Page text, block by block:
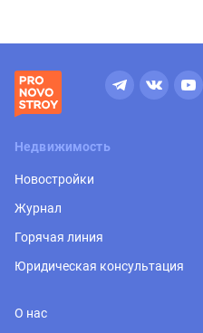
Недвижимость
Новостройки
Журнал
Горячая линия
Юридическая консультация
О нас